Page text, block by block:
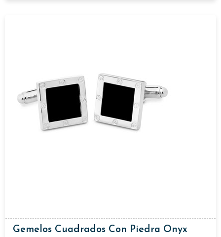
Gemelos Cuadrados Con Piedra Onyx